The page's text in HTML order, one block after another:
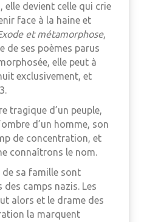
elle devient celle qui crie
face à la haine et
et métamorphose,
de ses poèmes parus
elle peut à
exclusivement, et
tragique d’un peuple,
d’un homme, son
de concentration, et
connaîtrons le nom.
de sa famille sont
camps nazis. Les
alors et le drame des
la marquent